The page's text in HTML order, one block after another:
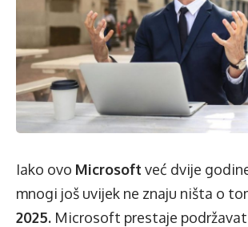
Iako ovo Microsoft već dvije
mnogi još uvijek ne znaju ništa o
2025. Microsoft prestaje